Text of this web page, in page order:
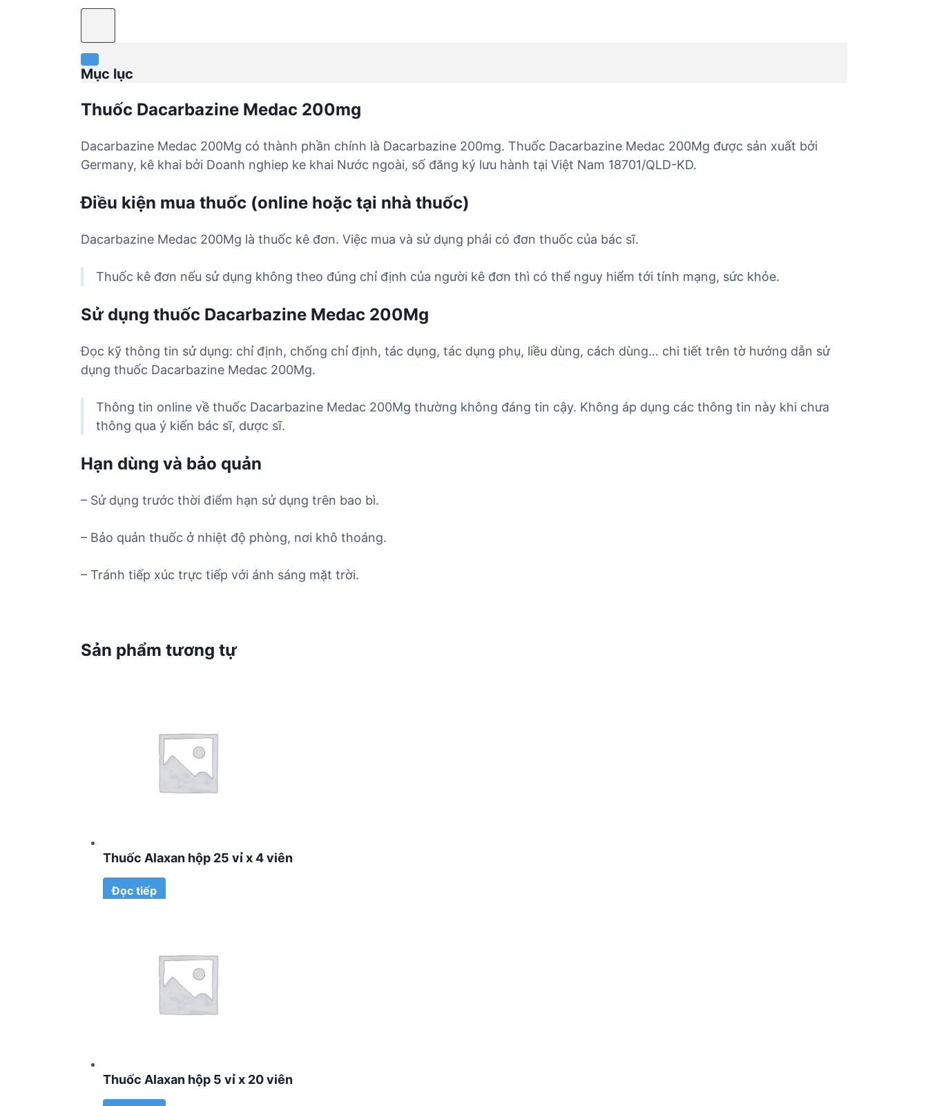
Mục lục
Thuốc Dacarbazine Medac 200mg
Dacarbazine Medac 200Mg có thành phần chính là Dacarbazine 200mg. Thuốc Dacarbazine Medac 200Mg được sản xuất bởi
Germany, kê khai bởi Doanh nghiep ke khai Nước ngoài, số đăng ký lưu hành tại Việt Nam 18701/QLD-KD.
Điều kiện mua thuốc (online hoặc tại nhà thuốc)
Dacarbazine Medac 200Mg là thuốc kê đơn. Việc mua và sử dụng phải có đơn thuốc của bác sĩ.
Thuốc kê đơn nếu sử dụng không theo đúng chỉ định của người kê đơn thì có thể nguy hiểm tới tính mạng, sức khỏe.
Sử dụng thuốc Dacarbazine Medac 200Mg
Đọc kỹ thông tin sử dụng: chỉ định, chống chỉ định, tác dụng, tác dụng phụ, liều dùng, cách dùng… chi tiết trên tờ hướng dẫn sử
dụng thuốc Dacarbazine Medac 200Mg.
Thông tin online về thuốc Dacarbazine Medac 200Mg thường không đáng tin cậy. Không áp dụng các thông tin này khi chưa
thông qua ý kiến bác sĩ, dược sĩ.
Hạn dùng và bảo quản
– Sử dụng trước thời điểm hạn sử dụng trên bao bì.
– Bảo quản thuốc ở nhiệt độ phòng, nơi khô thoáng.
– Tránh tiếp xúc trực tiếp với ánh sáng mặt trời.
Sản phẩm tương tự
Thuốc Alaxan hộp 25 vỉ x 4 viên
Đọc tiếp
Thuốc Alaxan hộp 5 vỉ x 20 viên